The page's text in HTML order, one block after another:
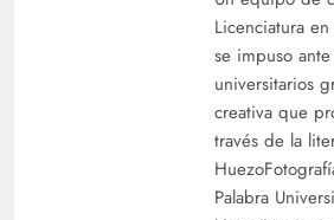
académica de la UTEC
Licenciatura
se impuso
universitarios
creativa que
través de la
Palabra